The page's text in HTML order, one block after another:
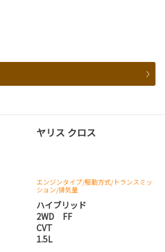
ヤリス クロス
エンジンタイプ/駆動方式/トランスミッ
ション/排気量
ハイブリッド
2WD FF
CVT
1.5L